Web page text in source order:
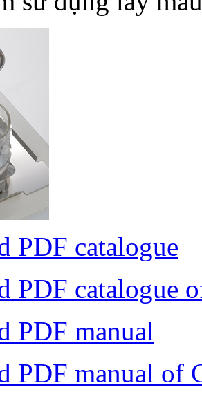
PDF catalogue
PDF catalogue
PDF manual
PDF manual of